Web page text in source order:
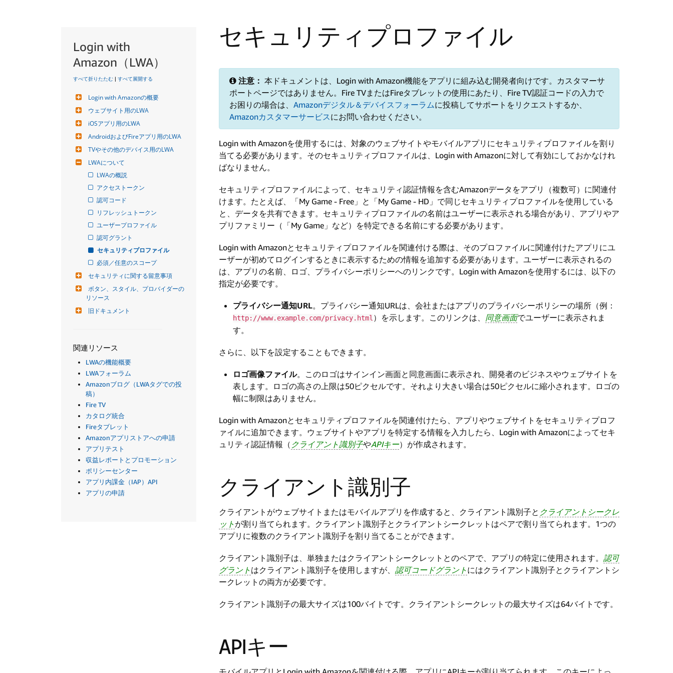
Login with
Amazon（LWA）
すべて折りたたむ | すべて展開する
Login with Amazonの概要
ウェブサイト用のLWA
iOSアプリ用のLWA
AndroidおよびFireアプリ用のLWA
TVやその他のデバイス用のLWA
LWAについて
LWAの概説
アクセストークン
認可コード
リフレッシュトークン
ユーザープロファイル
認可グラント
セキュリティプロファイル
必須／任意のスコープ
セキュリティに関する留意事項
ボタン、スタイル、プロバイダーの
リソース
旧ドキュメント
関連リソース
LWAの機能概要
LWAフォーラム
Amazonブログ（LWAタグでの投
稿）
Fire TV
カタログ統合
Fireタブレット
Amazonアプリストアへの申請
アプリテスト
収益レポートとプロモーション
ポリシーセンター
アプリ内課金（IAP）API
アプリの申請
セキュリティプロファイル
注意： 本ドキュメントは、Login with Amazon機能をアプリに組み込む開発者向けです。 カスタマーサ
ポートページではありません。Fire TVまたはFireタブレットの使用にあたり、Fire TV認証コードの入力で
お困りの場合は、 Amazonデジタル＆デバイスフォーラムに投稿してサポートをリクエストするか、
Amazonカスタマーサービスにお問い合わせください。
Login with Amazonを使用するには、対象のウェブサイトやモバイルアプリにセキュリティプロファイルを割り
当てる必要があります。そのセキュリティプロファイルは、Login with Amazonに対して有効にしておかなけれ
ばなりません。
セキュリティプロファイルによって、セキュリティ認証情報を含むAmazonデータをアプリ（複数可）に関連付
けます。たとえば、「My Game - Free」と「My Game - HD」で同じセキュリティプロファイルを使用している
と、データを共有できます。セキュリティプロファイルの名前はユーザーに表示される場合があり、アプリやア
プリファミリー（「My Game」など）を特定できる名前にする必要があります。
Login with Amazonとセキュリティプロファイルを関連付ける際は、そのプロファイルに関連付けたアプリにユ
ーザーが初めてログインするときに表示するための情報を追加する必要があります。ユーザーに表示されるの
は、アプリの名前、ロゴ、プライバシーポリシーへのリンクです。Login with Amazonを使用するには、以下の
指定が必要です。
プライバシー通知URL。プライバシー通知URLは、会社またはアプリのプライバシーポリシーの場所（例：
http://www.example.com/privacy.html ）を示します。このリンクは、 同意画面でユーザーに表示されま
す。
さらに、以下を設定することもできます。
ロゴ画像ファイル。このロゴはサインイン画面と同意画面に表示され、開発者のビジネスやウェブサイトを
表します。ロゴの高さの上限は50ピクセルです。それより大きい場合は50ピクセルに縮小されます。ロゴの
幅に制限はありません。
Login with Amazonとセキュリティプロファイルを関連付けたら、アプリやウェブサイトをセキュリティプロフ
ァイルに追加できます。ウェブサイトやアプリを特定する情報を入力したら、Login with Amazonによってセキ
ュリティ認証情報（ クライアント識別子やAPIキー）が作成されます。
クライアント識別子
クライアントがウェブサイトまたはモバイルアプリを作成すると、クライアント識別子と クライアントシークレ
ット が割り当てられます。クライアント識別子とクライアントシークレットはペアで割り当てられます。1つの
アプリに複数のクライアント識別子を割り当てることができます。
クライアント識別子は、単独またはクライアントシークレットとのペアで、アプリの特定に使用されます。 認可
グラント はクライアント識別子を使用しますが、 認可コードグラント にはクライアント識別子とクライアントシ
ークレットの両方が必要です。
クライアント識別子の最大サイズは100バイトです。クライアントシークレットの最大サイズは64バイトです。
APIキー